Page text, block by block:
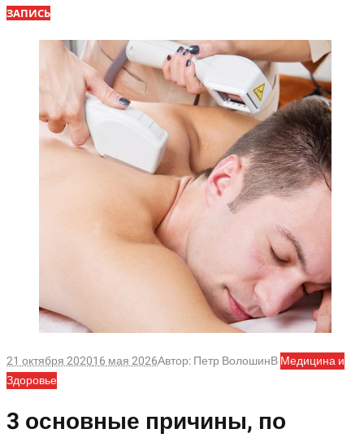
ЗАПИСЬ
21 октября 202016 мая 2026Автор:Петр ВолошинВМедицина и
Здоровье
3 основные причины, по